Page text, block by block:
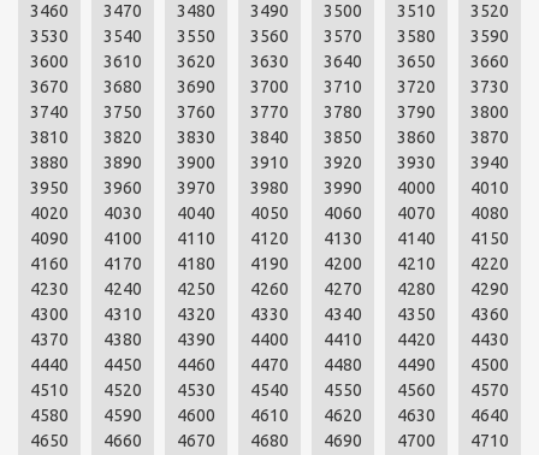
3460
3470 3480 3490 3500 3510
3520
3530
3540 3550 3560 3570 3580
3590
3600
3610 3620 3630 3640 3650
3660
3670
3680 3690 3700 3710 3720
3730
3740
3750 3760 3770 3780 3790
3800
3810
3820 3830 3840 3850 3860
3870
3880
3890 3900 3910 3920 3930
3940
3950
3960 3970 3980 3990 4000
4010
4020
4030 4040 4050 4060 4070
4080
4090
4100 4110 4120 4130 4140
4150
4160
4170 4180 4190 4200 4210
4220
4230
4240 4250 4260 4270 4280
4290
4300
4310 4320 4330 4340 4350
4360
4370
4380 4390 4400 4410 4420
4430
4440
4450 4460 4470 4480 4490
4500
4510
4520 4530 4540 4550 4560
4570
4580
4590 4600 4610 4620 4630
4640
4650
4660 4670 4680 4690 4700
4710